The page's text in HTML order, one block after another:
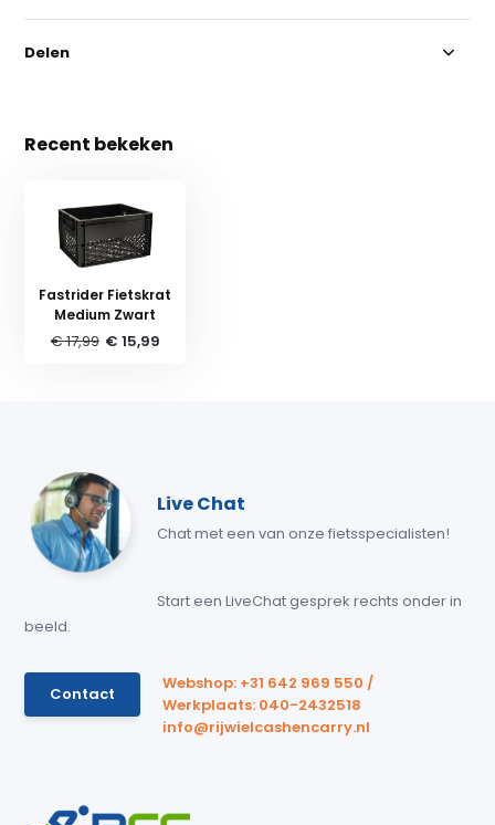
Delen
Recent bekeken
Fastrider Fietskrat
Medium Zwart
€ 17,99 € 15,99
Live Chat
Chat met een van onze fietsspecialisten!
Start een LiveChat gesprek rechts onder in
beeld.
Contact
Webshop: +31 642 969 550 /
Werkplaats: 040-2432518
info@rijwielcashencarry.nl